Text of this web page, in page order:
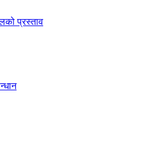
प्रस्ताव